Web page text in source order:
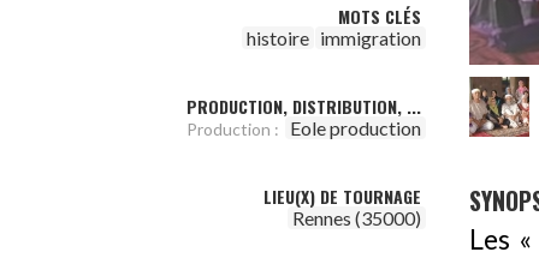
MOTS CLÉS
histoire immigration
PRODUCTION, DISTRIBUTION, ...
Production : Eole production
LIEU(X) DE TOURNAGE
Rennes (35000)
Les